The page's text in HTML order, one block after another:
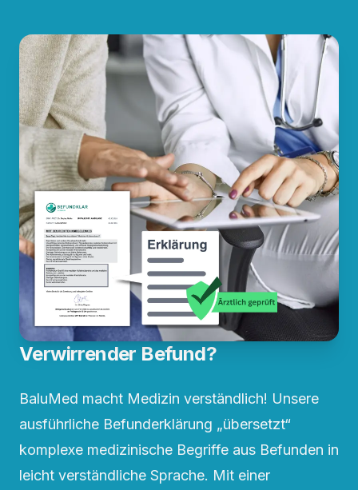
Verwirrender Befund?
BaluMed macht Medizin verständlich! Unsere
ausführliche Befunderklärung „übersetzt“
komplexe medizinische Begriffe aus Befunden in
leicht verständliche Sprache. Mit einer